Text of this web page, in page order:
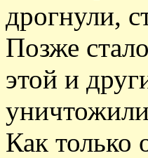
дрогнули,
Позже
этой и
Как